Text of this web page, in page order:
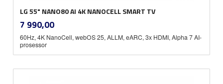
LG 55" NANO80 AI 4K NANOCELL SMART TV
Pris
7 990,00mva.
60Hz, 4K NanoCell, webOS 25, ALLM, eARC, 3x HDMI, Alpha 7 AI-
prosessor